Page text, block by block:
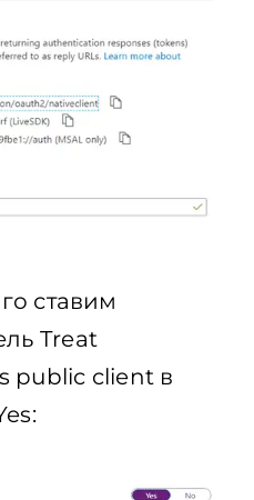
ставим
Treat
public client в